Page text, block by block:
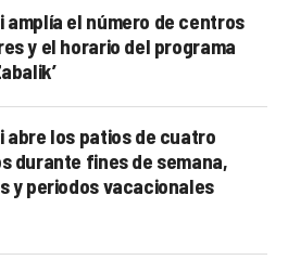
amplía el número de centros
y el horario del programa
abre los patios de cuatro
durante fines de semana,
y periodos vacacionales